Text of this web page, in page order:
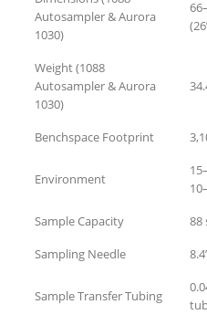
Autosampler & Aurora
1030)
Weight (1088
Autosampler & Aurora
1030)
Benchspace Footprint
Environment
Sample Capacity
88
Sampling Needle
Sample Transfer Tubing